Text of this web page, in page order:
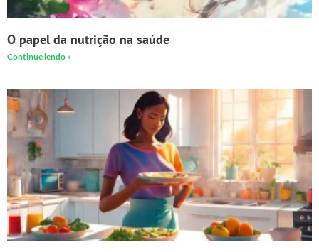
O papel da nutrição na saúde
Continue lendo »